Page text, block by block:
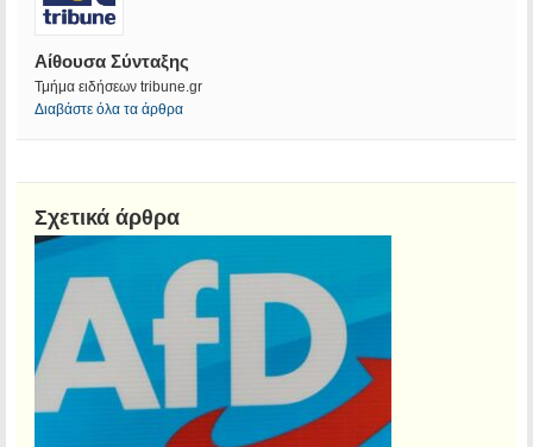
Αίθουσα Σύνταξης
Τμήμα ειδήσεων tribune.gr
Διαβάστε όλα τα άρθρα
Σχετικά άρθρα